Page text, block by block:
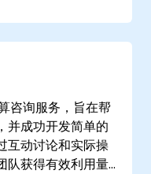
实时会话或现场实
式的远程桌面环境
您的数字生态系统
设施或NobleProg
咨询服务，旨在帮
并成功开发简单的
互动讨论和实际操
队获得有效利用量